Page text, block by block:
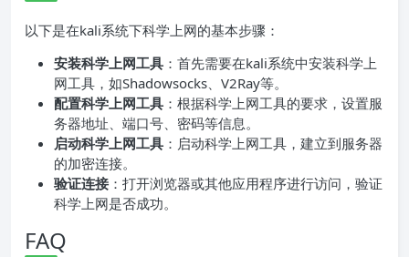
以下是在kali系统下科学上网的基本步骤：
安装科学上网工具 ：首先需要在kali系统中安装科学上
网工具，如Shadowsocks、V2Ray等。
配置科学上网工具 ：根据科学上网工具的要求，设置服
务器地址、端口号、密码等信息。
启动科学上网工具 ：启动科学上网工具，建立到服务器
的加密连接。
验证连接 ：打开浏览器或其他应用程序进行访问，验证
科学上网是否成功。
FAQ